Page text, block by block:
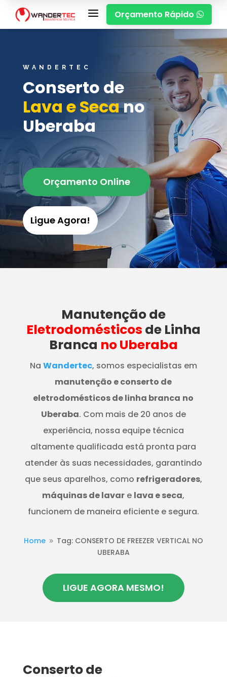
a Orçamento Rápido 
WANDERTEC
Conserto de
Lava e Secano
Uberaba
Orçamento Online
Ligue Agora!
Manutençãode
Eletrodomésticos de Linha
Branca no Uberaba
Na Wandertec, somos especialistas em
manutenção e conserto de
eletrodomésticos de linha branca no
Uberaba. Com mais de 20 anos de
experiência, nossa equipe técnica
altamente qualificada está pronta para
atender às suas necessidades, garantindo
que seus aparelhos, como refrigeradores,
máquinas de lavar e lava e seca,
funcionem de maneira eficiente e segura.
Home 9 Tag: CONSERTO DE FREEZER VERTICAL NO
UBERABA
LIGUE AGORA MESMO!
Conserto de